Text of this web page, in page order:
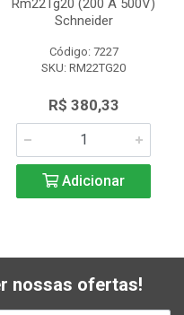
Schneider
Código: 7227
SKU: RM22TG20
R$ 380,33
Adicionar
nossas ofertas!